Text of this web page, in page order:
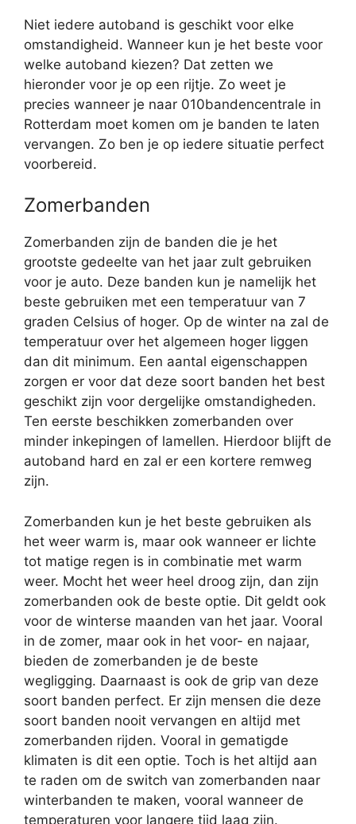
Niet iedere autoband is geschikt voor elke
omstandigheid. Wanneer kun je het beste voor
welke autoband kiezen? Dat zetten we
hieronder voor je op een rijtje. Zo weet je
precies wanneer je naar 010bandencentrale in
Rotterdam moet komen om je banden te laten
vervangen. Zo ben je op iedere situatie perfect
voorbereid.
Zomerbanden
Zomerbanden zijn de banden die je het
grootste gedeelte van het jaar zult gebruiken
voor je auto. Deze banden kun je namelijk het
beste gebruiken met een temperatuur van 7
graden Celsius of hoger. Op de winter na zal de
temperatuur over het algemeen hoger liggen
dan dit minimum. Een aantal eigenschappen
zorgen er voor dat deze soort banden het best
geschikt zijn voor dergelijke omstandigheden.
Ten eerste beschikken zomerbanden over
minder inkepingen of lamellen. Hierdoor blijft de
autoband hard en zal er een kortere remweg
zijn.
Zomerbanden kun je het beste gebruiken als
het weer warm is, maar ook wanneer er lichte
tot matige regen is in combinatie met warm
weer. Mocht het weer heel droog zijn, dan zijn
zomerbanden ook de beste optie. Dit geldt ook
voor de winterse maanden van het jaar. Vooral
in de zomer, maar ook in het voor- en najaar,
bieden de zomerbanden je de beste
wegligging. Daarnaast is ook de grip van deze
soort banden perfect. Er zijn mensen die deze
soort banden nooit vervangen en altijd met
zomerbanden rijden. Vooral in gematigde
klimaten is dit een optie. Toch is het altijd aan
te raden om de switch van zomerbanden naar
winterbanden te maken, vooral wanneer de
temperaturen voor langere tijd laag zijn.